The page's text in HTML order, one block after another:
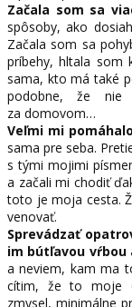
Začala som sa
spôsoby, ako
Začala som sa
príbehy, hltala som
sama, kto má také
podobne, že
za domovom…
Veľmi mi
sama pre seba.
s tými mojimi
a začali mi chodiť
toto je moja cesta.
venovať.
Sprevádzať
im bútľavou vŕbou
a neviem, kam ma
cítim, že to moje
zmysel, minimálne